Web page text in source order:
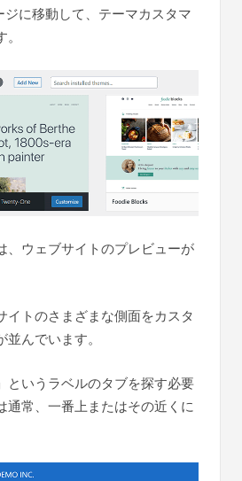
ジに移動して、テーマカスタマ
、ウェブサイトのプレビューが
イトのさまざまな側面をカスタ
んでいます。
というラベルのタブを探す必要
通常、一番上またはその近くに